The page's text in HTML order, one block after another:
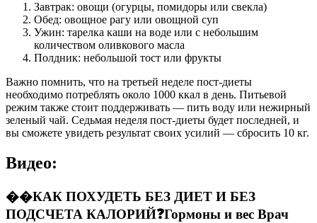
Завтрак: овощи (огурцы, помидоры или свекла)
Обед: овощное рагу или овощной суп
Ужин: тарелка каши на воде или с небольшим
количеством оливкового масла
Полдник: небольшой тост или фрукты
Важно помнить, что на третьей неделе пост-диеты
необходимо потреблять около 1000 ккал в день. Питьевой
режим также стоит поддерживать — пить воду или нежирный
зеленый чай. Седьмая неделя пост-диеты будет последней, и
вы сможете увидеть результат своих усилий — сбросить 10 кг.
Видео:
��КАК ПОХУДЕТЬ БЕЗ ДИЕТ И БЕЗ
ПОДСЧЕТА КАЛОРИЙ❓Гормоны и вес Врач